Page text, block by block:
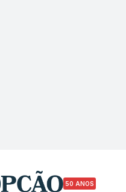
50 ANOS